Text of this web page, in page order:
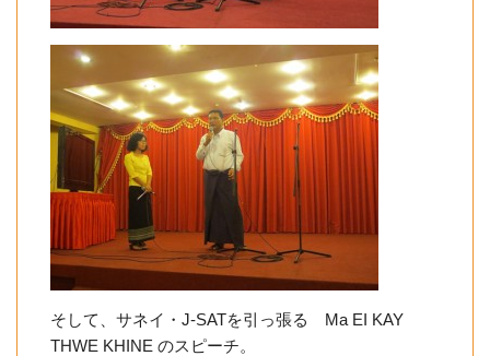
そして、サネイ・J-SATを引っ張る Ma EI KAY
THWE KHINE のスピーチ。